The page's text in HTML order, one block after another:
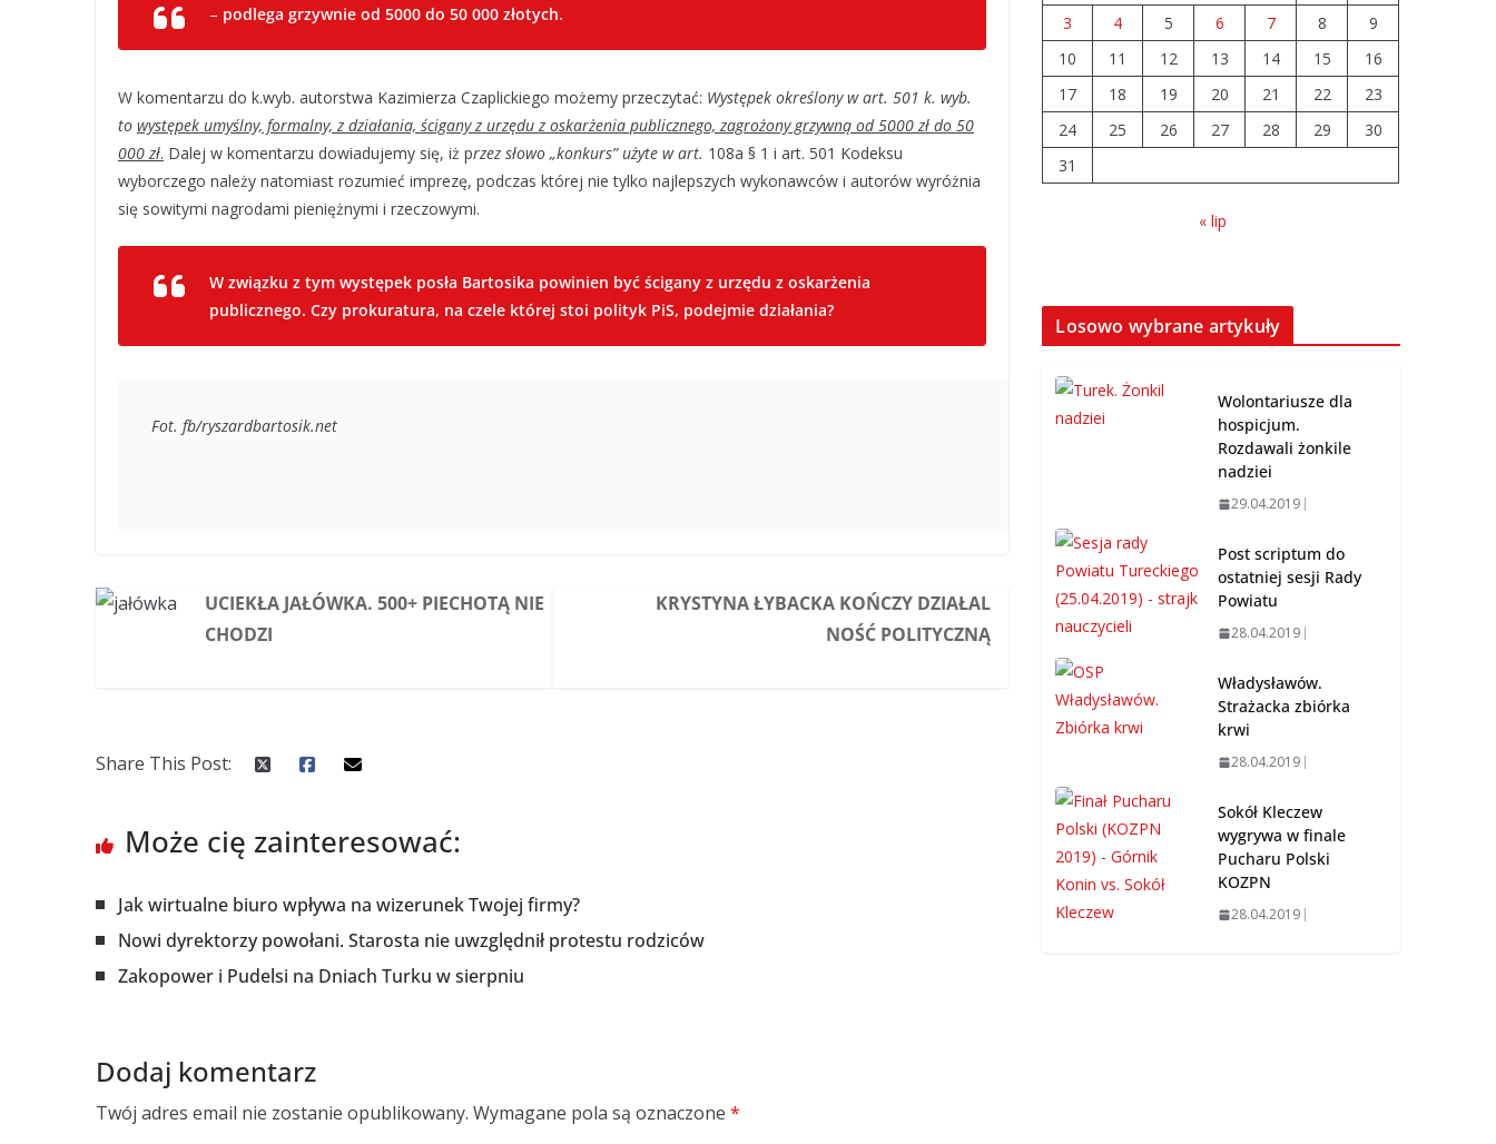
– podlega grzywnie od 5000 do 50 000 złotych.
W komentarzu do k.wyb. autorstwa Kazimierza Czaplickiego możemy przeczytać: Występek określony w art. 501 k. wyb.
to występek umyślny, formalny, z działania, ścigany z urzędu z oskarżenia publicznego, zagrożony grzywną od 5000 zł do 50
000 zł. Dalej w komentarzu dowiadujemy się, iż przez słowo „konkurs” użyte w art. 108a § 1 i art. 501 Kodeksu
wyborczego należy natomiast rozumieć imprezę, podczas której nie tylko najlepszych wykonawców i autorów wyróżnia
się sowitymi nagrodami pieniężnymi i rzeczowymi.
W związku z tym występek posła Bartosika powinien być ścigany z urzędu z oskarżenia
publicznego. Czy prokuratura, na czele której stoi polityk PiS, podejmie działania?
Fot. fb/ryszardbartosik.net
UCIEKŁA JAŁÓWKA. 500+ PIECHOTĄ NIE
CHODZI
KRYSTYNA ŁYBACKA KOŃCZY DZIAŁAL
NOŚĆ POLITYCZNĄ
Share This Post:
Może cię zainteresować:
Jak wirtualne biuro wpływa na wizerunek Twojej firmy?
Nowi dyrektorzy powołani. Starosta nie uwzględnił protestu rodziców
Zakopower i Pudelsi na Dniach Turku w sierpniu
Dodaj komentarz
Twój adres email nie zostanie opublikowany. Wymagane pola są oznaczone *
modernizację
06.08.2026
Prawie 20 tys. zł dla
dyrektora szpitala.
Podwyżka mimo
255. miejsce trudno
uznać za sukces
3
4 5 6 7 8
9
10
11 12 13 14 15
16
17
18 19 20 21 22
23
24
25 26 27 28 29
30
31
« lip
Losowo wybrane artykuły
Wolontariusze dla
hospicjum.
Rozdawali żonkile
nadziei
29.04.2019
Post scriptum do
ostatniej sesji Rady
Powiatu
28.04.2019
Władysławów.
Strażacka zbiórka
krwi
28.04.2019
Sokół Kleczew
wygrywa w finale
Pucharu Polski
KOZPN
28.04.2019